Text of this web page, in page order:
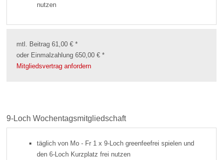
nutzen
mtl. Beitrag 61,00 € *
oder Einmalzahlung 650,00 € *
Mitgliedsvertrag anfordern
9-Loch Wochentagsmitgliedschaft
täglich von Mo - Fr 1 x 9-Loch greenfeefrei spielen und
den 6-Loch Kurzplatz frei nutzen